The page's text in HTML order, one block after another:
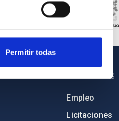
Permitir todas
OTROS ENLACES
Empleo
Licitaciones